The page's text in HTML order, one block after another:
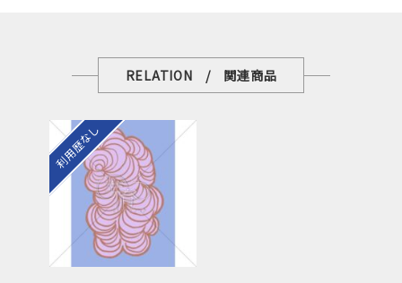
RELATION / 関連商品
利用歴なし